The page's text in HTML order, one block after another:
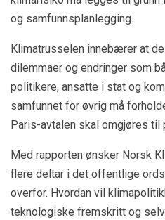
og samfunnsplanlegging.
Klimatrusselen innebærer at
dilemmaer og endringer som
politikere, ansatte i stat og
samfunnet for øvrig må
Paris-avtalen skal omgjøres til
Med rapporten ønsker Norsk
flere deltar i det offentlige
overfor. Hvordan vil
teknologiske fremskritt og